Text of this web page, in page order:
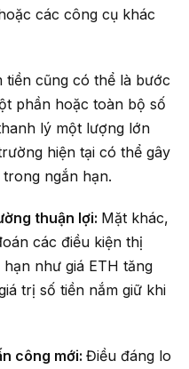
các công cụ khác
tiền cũng có thể là bước
phần hoặc toàn bộ số
lý một lượng lớn
hiện tại có thể gây
ngắn hạn.
thuận lợi: Mặt khác,
các điều kiện thị
như giá ETH tăng
trị số tiền nắm giữ khi
công mới: Điều đáng lo